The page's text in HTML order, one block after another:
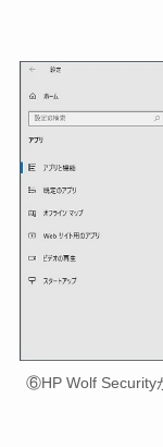
⑥HP Wolf Security